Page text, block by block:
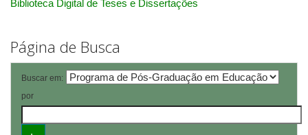
Biblioteca Digital de Teses e Dissertações
Página de Busca
Buscar em:
por